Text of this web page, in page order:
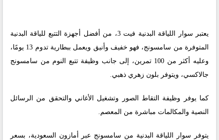
يعتبر سوار اللياقة البدنية فيت 3، من أفضل أجهزة التتبع للياقة البدنية
المتوفرة من سامسونج، فهو خفيف وأنيق ويعمل ببطارية تدوم 13 يومًا،
وعليه أكثر من 100 تمرين، إلى جانب وظيفة تتبع النوم من سامسونج
جالاكسي، ويتوفر بلون زهري ذهبي.
كما يوفر وظيفة التقاط الصور وتشغيل الأغاني والتحقق من الرسائل
النصية والمكالمات مباشرة من المعصم.
يتوفر سوار اللياقة البدنية من سامسونج عبر أمازون السعودية، بسعر